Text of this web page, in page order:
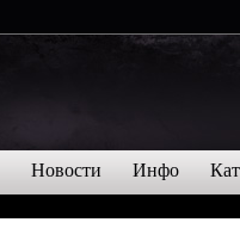
Новости Инфо